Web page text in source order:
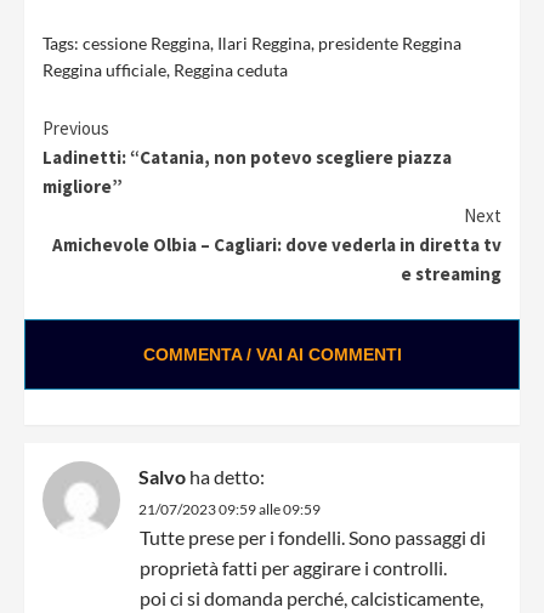
Tags: cessione Reggina, Ilari Reggina, presidente Reggina
Reggina ufficiale, Reggina ceduta
Continue
Reading
Previous
Ladinetti: “Catania, non potevo scegliere piazza
migliore”
Next
Amichevole Olbia – Cagliari: dove vederla in diretta tv
e streaming
COMMENTA / VAI AI COMMENTI
Salvo ha detto:
21/07/2023 09:59 alle 09:59
Tutte prese per i fondelli. Sono passaggi di
proprietà fatti per aggirare i controlli.
poi ci si domanda perché, calcisticamente,